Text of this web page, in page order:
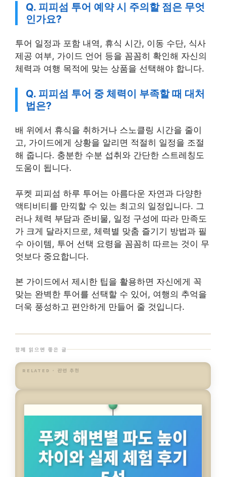
Q. 피피섬 투어 예약 시 주의할 점은 무엇
인가요?
투어 일정과 포함 내역, 휴식 시간, 이동 수단, 식사
제공 여부, 가이드 언어 등을 꼼꼼히 확인해 자신의
체력과 여행 목적에 맞는 상품을 선택해야 합니다.
Q. 피피섬 투어 중 체력이 부족할 때 대처
법은?
배 위에서 휴식을 취하거나 스노클링 시간을 줄이
고, 가이드에게 상황을 알리면 적절히 일정을 조절
해 줍니다. 충분한 수분 섭취와 간단한 스트레칭도
도움이 됩니다.
푸켓 피피섬 하루 투어는 아름다운 자연과 다양한
액티비티를 만끽할 수 있는 최고의 일정입니다. 그
러나 체력 부담과 준비물, 일정 구성에 따라 만족도
가 크게 달라지므로, 체력별 맞춤 즐기기 방법과 필
수 아이템, 투어 선택 요령을 꼼꼼히 따르는 것이 무
엇보다 중요합니다.
본 가이드에서 제시한 팁을 활용하면 자신에게 꼭
맞는 완벽한 투어를 선택할 수 있어, 여행의 추억을
더욱 풍성하고 편안하게 만들어 줄 것입니다.
함께 읽으면 좋은 글
RELATED · 관련 추천